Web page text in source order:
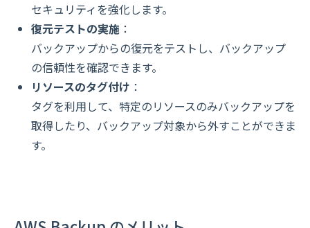
セキュリティを強化します。
復元テストの実施 ：
バックアップからの復元をテストし、バックアップ
の信頼性を確認できます。
リソースのタグ付け ：
タグを利用して、特定のリソースのみバックアップを
取得したり、バックアップ対象から外すことができま
す。